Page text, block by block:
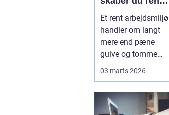
rammer, der kan
mærkes på
bundlinjen
Et rent arbejdsmiljø
handler om langt
mere end pæne
gulve og tomme
03 marts 2026